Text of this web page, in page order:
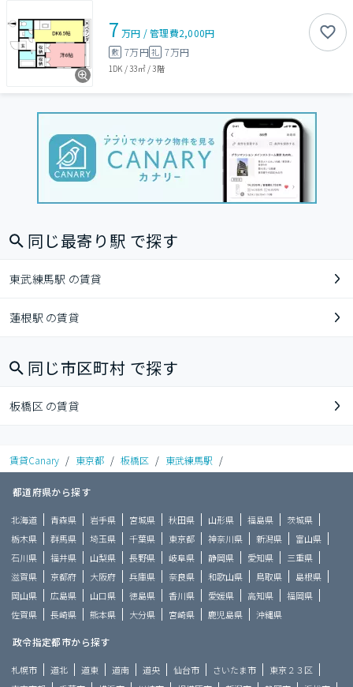
7 万円 /管理費2,000円
敷 7万円礼 7万円
1DK /33㎡/3階
同じ最寄り駅 で探す
東武練馬駅 の賃貸
蓮根駅 の賃貸
同じ市区町村 で探す
板橋区 の賃貸
賃貸Canary / 東京都 / 板橋区 / 東武練馬駅 /
都道府県から探す
北海道 青森県 岩手県 宮城県 秋田県 山形県 福島県
茨城県
栃木県
群馬県 埼玉県 千葉県 東京都 神奈川県 新潟県
富山県
石川県
福井県 山梨県 長野県 岐阜県 静岡県 愛知県
三重県
滋賀県
京都府 大阪府 兵庫県 奈良県 和歌山県 鳥取県
島根県
岡山県
広島県 山口県 徳島県 香川県 愛媛県 高知県
福岡県
佐賀県
長崎県 熊本県 大分県 宮崎県 鹿児島県 沖縄県
政令指定都市から探す
札幌市 道北 道東 道南 道央 仙台市 さいたま市
東京２３区